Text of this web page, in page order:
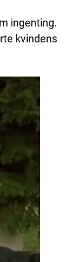
ingenting.
kvindens